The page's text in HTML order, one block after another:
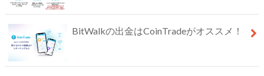
BitWalkの出金はCoinTradeがオススメ！